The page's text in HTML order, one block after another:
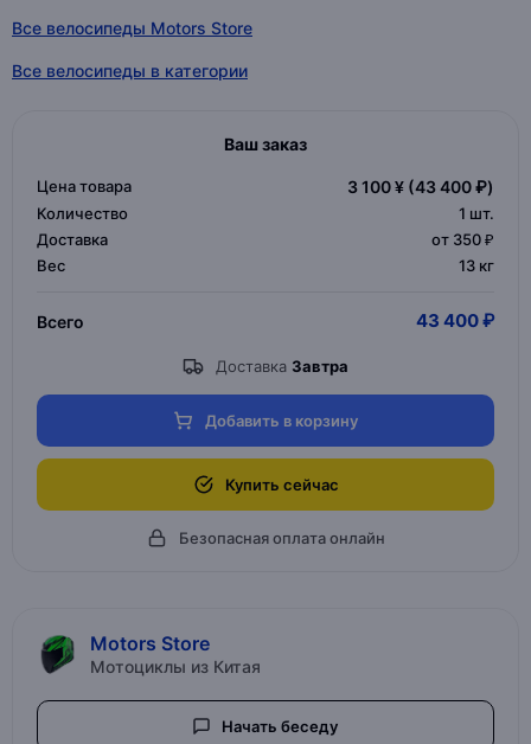
Все велосипеды Motors Store
Все велосипеды в категории
Ваш заказ
Цена товара 3 100 ¥ (43 400 ₽)
Количество 1 шт.
Доставка
от 350 ₽
Вес
13 кг
Всего 43 400 ₽
Доставка Завтра
Добавить в корзину
Купить сейчас
Безопасная оплата онлайн
Motors Store
Мотоциклы из Китая
Начать беседу